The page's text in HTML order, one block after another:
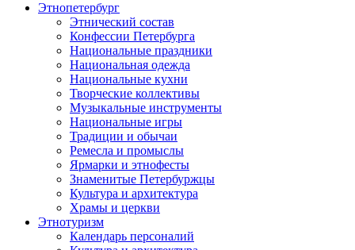
Этнопетербург
Этнический состав
Конфессии Петербурга
Национальные праздники
Национальная одежда
Национальные кухни
Творческие коллективы
Музыкальные инструменты
Национальные игры
Традиции и обычаи
Ремесла и промыслы
Ярмарки и этнофесты
Знаменитые Петербуржцы
Культура и архитектура
Храмы и церкви
Этнотуризм
Календарь персоналий